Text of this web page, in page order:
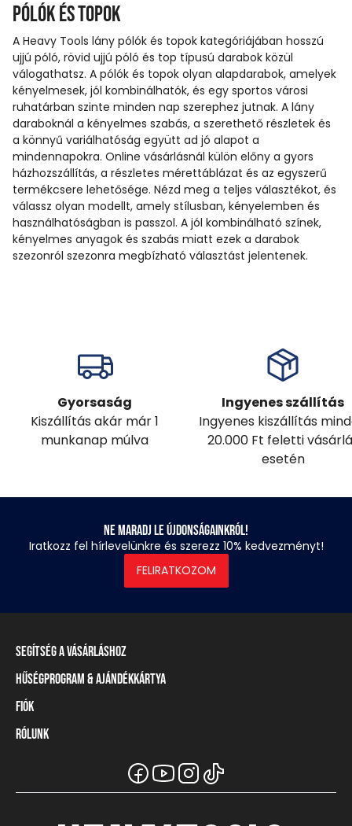
Pólók és topok
A Heavy Tools lány pólók és topok kategóriájában hosszú
ujjú póló, rövid ujjú póló és top típusú darabok közül
válogathatsz. A pólók és topok olyan alapdarabok, amelyek
kényelmesek, jól kombinálhatók, és egy sportos városi
ruhatárban szinte minden nap szerephez jutnak. A lány
daraboknál a kényelmes szabás, a szerethető részletek és
a könnyű variálhatóság együtt ad jó alapot a
mindennapokra. Online vásárlásnál külön előny a gyors
házhozszállítás, a részletes mérettáblázat és az egyszerű
termékcsere lehetősége. Nézd meg a teljes választékot, és
válassz olyan modellt, amely stílusban, kényelemben és
használhatóságban is passzol. A jól kombinálható színek,
kényelmes anyagok és szabás miatt ezek a darabok
szezonról szezonra megbízható választást jelentenek.
Gyorsaság
Kiszállítás akár már 1
munkanap múlva
Ingyenes szállítás
Ingyenes kiszállítás
20.000 Ft feletti
esetén
Ne maradj le újdonságainkról!
Iratkozz fel hírlevelünkre és szerezz 10% kedvezményt!
FELIRATKOZOM
Segítség a vásárláshoz
Szállítási információ
Fizetési módok
Mérettáblázat
Üzleteink és viszonteladók
Gyakori kérdések (GYIK)
Hűségprogram & Ajándékkártya
Törzsvásárlói program
Ajándékkártya
Fiók
Belépés / Regisztráció
Rólunk
A Heavy Tools márka
Viszonteladói információ